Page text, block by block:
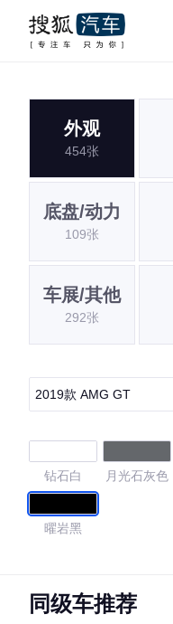
外观
454张
底盘/动力
109张
车展/其他
292张
2019款 AMG GT
钻石白 月光石灰色
曜岩黑
4.33
同级车推荐